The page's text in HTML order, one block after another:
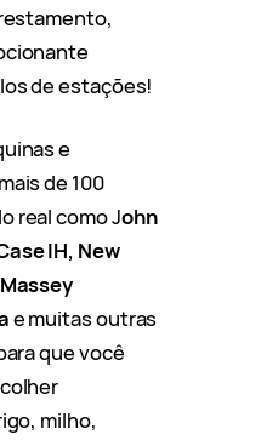
de estações!
e
de 100
real como John
IH, New
e muitas outras
que você
milho,